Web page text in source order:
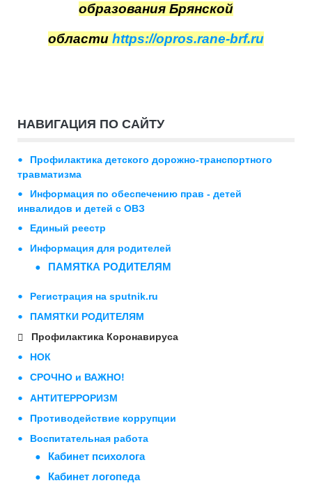
образования Брянской
области https://opros.rane-brf.ru
НАВИГАЦИЯ ПО САЙТУ
Профилактика детского дорожно-транспортного
травматизма
Информация по обеспечению прав - детей
инвалидов и детей с ОВЗ
Единый реестр
Информация для родителей
ПАМЯТКА РОДИТЕЛЯМ
Регистрация на sputnik.ru
ПАМЯТКИ РОДИТЕЛЯМ
Профилактика Коронавируса
НОК
СРОЧНО и ВАЖНО!
АНТИТЕРРОРИЗМ
Противодействие коррупции
Воспитательная работа
Кабинет психолога
Кабинет логопеда